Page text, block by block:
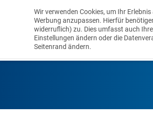
Wir verwenden Cookies, um Ihr
Werbung anzupassen. Hierfür
widerruflich) zu. Dies umfasst auch
Einstellungen ändern oder die
Seitenrand ändern.